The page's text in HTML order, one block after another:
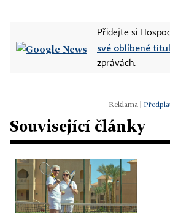
Přidejte si
své oblíbené
zprávách.
Související články